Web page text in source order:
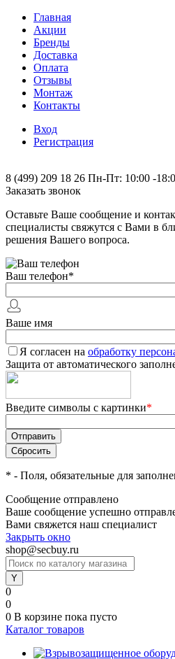
Главная
Акции
Бренды
Доставка
Оплата
Отзывы
Монтаж
Контакты
Вход
Регистрация
8 (499) 209 18 26 Пн-Пт: 10:00 -
Заказать звонок
Оставьте Ваше сообщение и
специалисты свяжутся с Вами в
решения Вашего вопроса.
Ваш телефон*
Ваше имя
Я согласен на обработку
Защита от автоматического
Введите символы с картинки*
* - Поля, обязательные для
Сообщение отправлено
Ваше сообщение успешно
Вами свяжется наш специалист
Закрыть окно
shop@secbuy.ru
0
0
0 В корзине пока пусто
Каталог товаров